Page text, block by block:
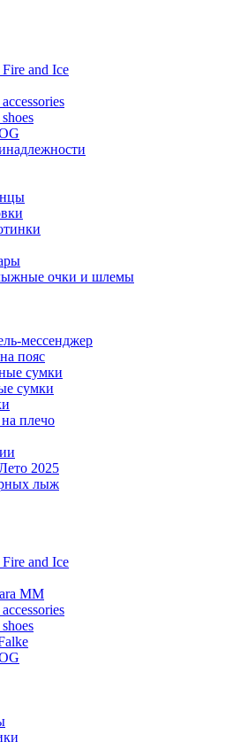
and Ice
очки и шлемы
мессенджер
пояс
сумки
сумки
плечо
2025
лыж
and Ice
MM